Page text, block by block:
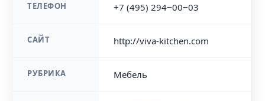
ТЕЛЕФОН +7 (495) 294‒00‒03
САЙТ http://viva-kitchen.com
РУБРИКА Мебель